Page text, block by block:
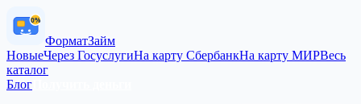
0%
ФорматЗайм
НовыеЧерез ГосуслугиНа карту СбербанкНа карту МИРВесь
каталог
Блог